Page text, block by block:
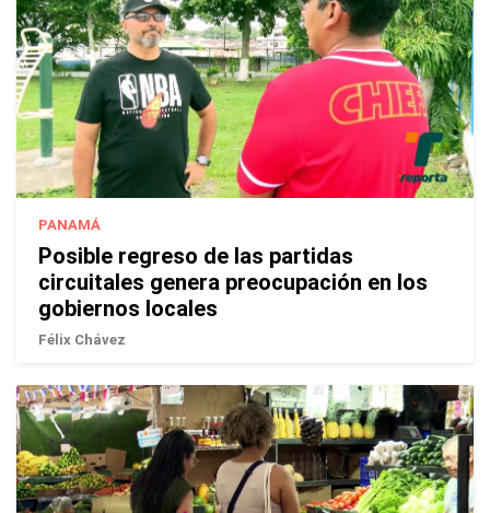
PANAMÁ
Posible regreso de las partidas
circuitales genera preocupación en los
gobiernos locales
Félix Chávez